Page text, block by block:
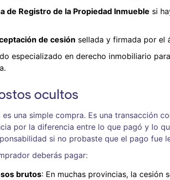
de Registro de la Propiedad Inmueble si
de cesión sellada y firmada por el
especializado en derecho inmobiliario
ocultos
una simple compra. Es una transacción
por la diferencia entre lo que pagó y lo
si no probaste que el pago fue
deberás pagar:
brutos: En muchas provincias, la cesión